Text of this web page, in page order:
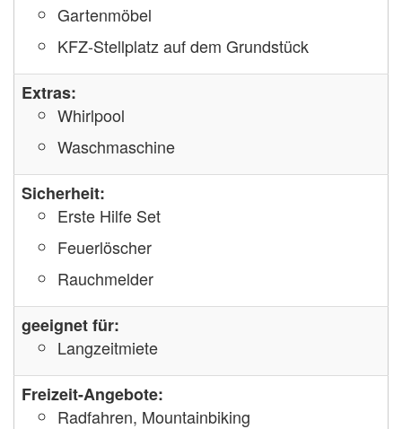
Gartenmöbel
KFZ-Stellplatz auf dem Grundstück
Extras:
Whirlpool
Waschmaschine
Sicherheit:
Erste Hilfe Set
Feuerlöscher
Rauchmelder
geeignet für:
Langzeitmiete
Freizeit-Angebote:
Radfahren, Mountainbiking